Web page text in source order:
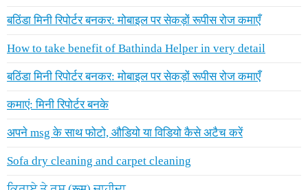
बठिंडा मिनी रिपोर्टर बनकर: मोबाइल पर सेकड़ों रूपीस रोज कमाएँ
How to take benefit of Bathinda Helper in very detail
बठिंडा मिनी रिपोर्टर बनकर: मोबाइल पर सेकड़ों रूपीस रोज कमाएँ
कमाएं: मिनी रिपोर्टर बनके
अपने msg के साथ फोटो, औडियो या विडियो कैसे अटैच करें
Sofa dry cleaning and carpet cleaning